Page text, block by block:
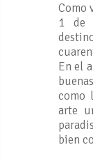
Como
1 de
En el
como
arte
bien